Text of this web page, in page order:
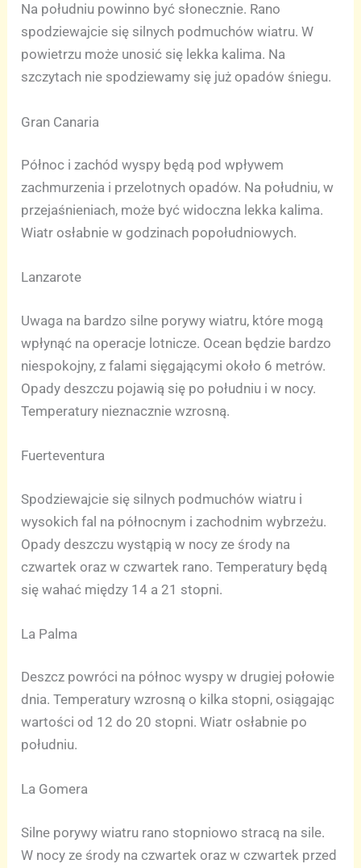
Na południu powinno być słonecznie. Rano
spodziewajcie się silnych podmuchów wiatru. W
powietrzu może unosić się lekka kalima. Na
szczytach nie spodziewamy się już opadów śniegu.
Gran Canaria
Północ i zachód wyspy będą pod wpływem
zachmurzenia i przelotnych opadów. Na południu, w
przejaśnieniach, może być widoczna lekka kalima.
Wiatr osłabnie w godzinach popołudniowych.
Lanzarote
Uwaga na bardzo silne porywy wiatru, które mogą
wpłynąć na operacje lotnicze. Ocean będzie bardzo
niespokojny, z falami sięgającymi około 6 metrów.
Opady deszczu pojawią się po południu i w nocy.
Temperatury nieznacznie wzrosną.
Fuerteventura
Spodziewajcie się silnych podmuchów wiatru i
wysokich fal na północnym i zachodnim wybrzeżu.
Opady deszczu wystąpią w nocy ze środy na
czwartek oraz w czwartek rano. Temperatury będą
się wahać między 14 a 21 stopni.
La Palma
Deszcz powróci na północ wyspy w drugiej połowie
dnia. Temperatury wzrosną o kilka stopni, osiągając
wartości od 12 do 20 stopni. Wiatr osłabnie po
południu.
La Gomera
Silne porywy wiatru rano stopniowo stracą na sile.
W nocy ze środy na czwartek oraz w czwartek przed